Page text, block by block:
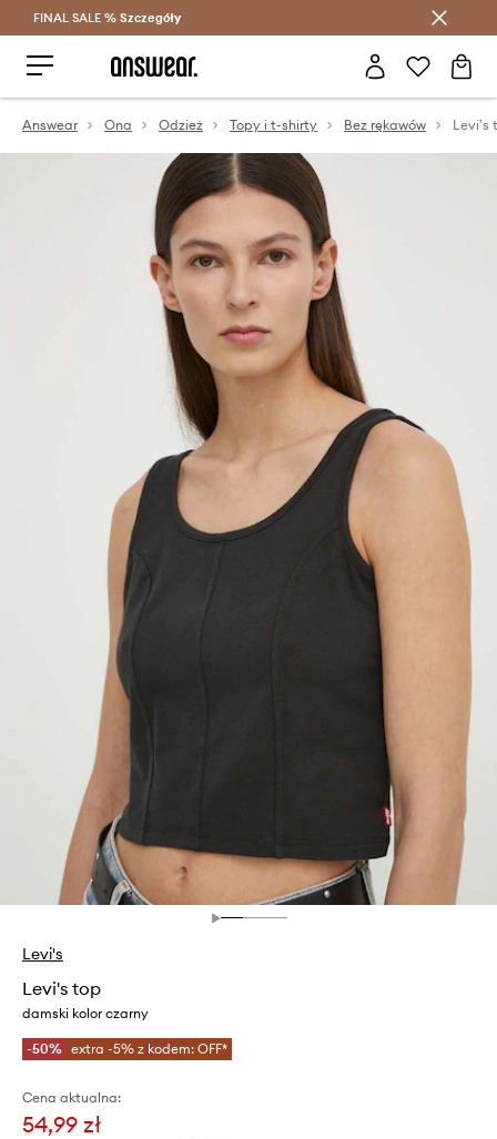
Oszczędzaj z Answear Club >
FINAL SALE % Szczegóły
Answear Ona Odzież Topy i t-shirty Bez rękawów Levi's
Levi's
Levi's top
damski kolor czarny
-50% extra -5% z kodem: OFF*
Cena aktualna:
54,99 zł